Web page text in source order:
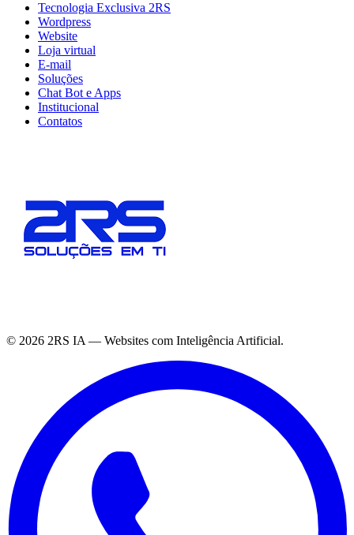
Tecnologia Exclusiva 2RS
Wordpress
Website
Loja virtual
E-mail
Soluções
Chat Bot e Apps
Institucional
Contatos
© 2026 2RS IA — Websites com Inteligência Artificial.